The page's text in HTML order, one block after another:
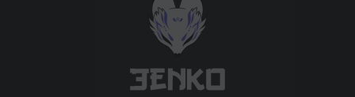
Підтримати проєкт